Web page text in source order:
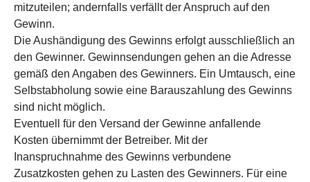
mitzuteilen; andernfalls verfällt der Anspruch auf den
Gewinn.
Die Aushändigung des Gewinns erfolgt ausschließlich an
den Gewinner. Gewinnsendungen gehen an die Adresse
gemäß den Angaben des Gewinners. Ein Umtausch, eine
Selbstabholung sowie eine Barauszahlung des Gewinns
sind nicht möglich.
Eventuell für den Versand der Gewinne anfallende
Kosten übernimmt der Betreiber. Mit der
Inanspruchnahme des Gewinns verbundene
Zusatzkosten gehen zu Lasten des Gewinners. Für eine